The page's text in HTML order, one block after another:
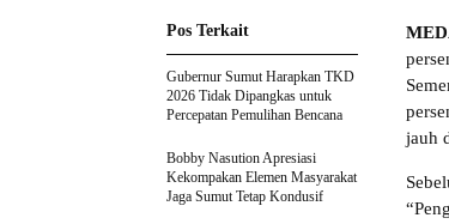
jauh
Pos Terkait
Gubernur Sumut Harapkan TKD
2026 Tidak Dipangkas untuk
Percepatan Pemulihan Bencana
Bobby Nasution Apresiasi
Kekompakan Elemen Masyarakat
Jaga Sumut Tetap Kondusif